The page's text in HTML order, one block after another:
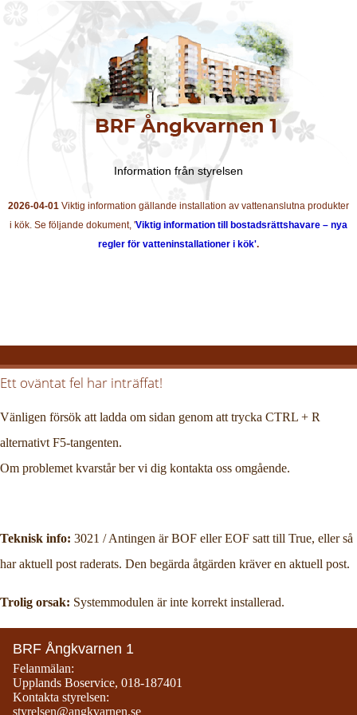
Information från styrelsen
2026-04-01 Viktig information gällande installation av vattenanslutna produkter
i kök. Se följande dokument, 'Viktig information till bostadsrättshavare – nya
regler för vatteninstallationer i kök'.
Ett oväntat fel har inträffat!
Vänligen försök att ladda om sidan genom att trycka CTRL + R
alternativt F5-tangenten.
Om problemet kvarstår ber vi dig kontakta oss omgående.
Teknisk info: 3021 / Antingen är BOF eller EOF satt till True, eller så
har aktuell post raderats. Den begärda åtgärden kräver en aktuell post.
Trolig orsak: Systemmodulen är inte korrekt installerad.
BRF Ångkvarnen 1
Felanmälan:
Upplands Boservice, 018-187401
Kontakta styrelsen:
styrelsen@angkvarnen.se